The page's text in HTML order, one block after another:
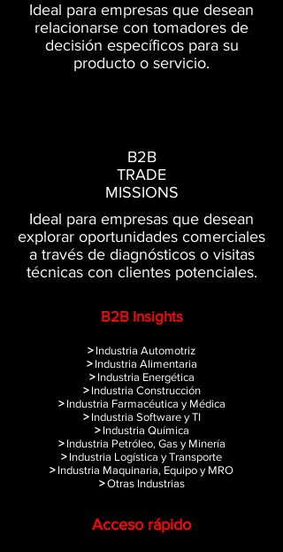
Ideal para empresas que desean
relacionarse con tomadores de
decisión específicos para su
producto o servicio.
B2B
TRADE
MISSIONS
Ideal para empresas que desean
explorar oportunidades comerciales
a través de diagnósticos o visitas
técnicas con clientes potenciales.
B2B Insights
> Industria Automotriz
>Industria Alimentaria
> Industria Energética
> Industria Construcción
> Industria Farmacéutica y Médica
> Industria Software y TI
> Industria Química
> Industria Petróleo, Gas y Minería
> Industria Logística y Transporte
> Industria Maquinaria, Equipo y MRO
>Otras Industrias
Acceso rápido